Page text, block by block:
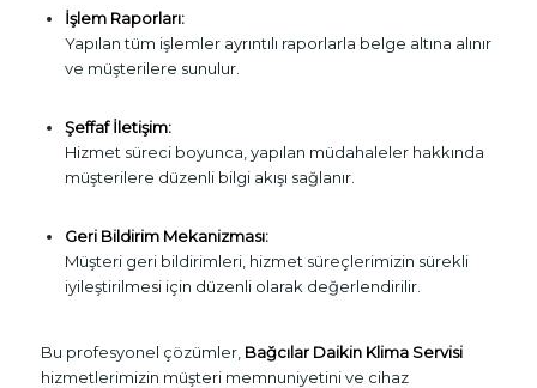
İşlem Raporları:
Yapılan tüm işlemler ayrıntılı raporlarla belge altına alınır
ve müşterilere sunulur.
Şeffaf İletişim:
Hizmet süreci boyunca, yapılan müdahaleler hakkında
müşterilere düzenli bilgi akışı sağlanır.
Geri Bildirim Mekanizması:
Müşteri geri bildirimleri, hizmet süreçlerimizin sürekli
iyileştirilmesi için düzenli olarak değerlendirilir.
Bu profesyonel çözümler, Bağcılar Daikin Klima Servisi
hizmetlerimizin müşteri memnuniyetini ve cihaz